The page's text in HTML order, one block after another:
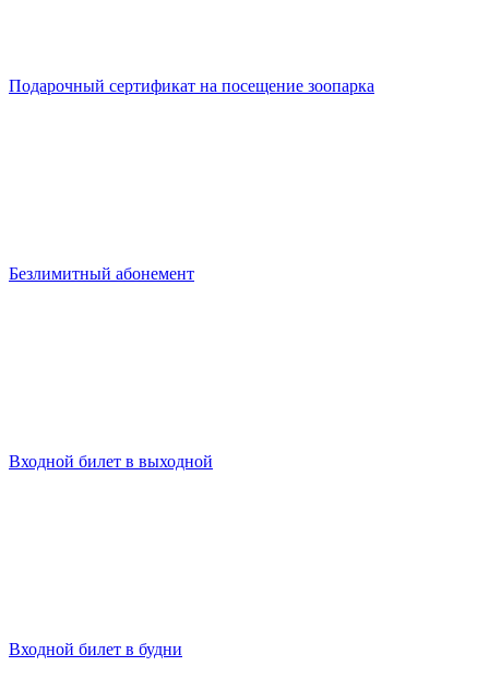
Подарочный сертификат на посещение зоопарка
Безлимитный абонемент
Входной билет в выходной
Входной билет в будни